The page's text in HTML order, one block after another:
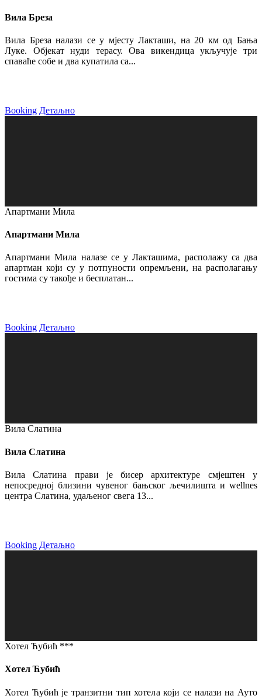
Вила Бреза
Вила Бреза налази се у мјесту Лакташи, на 20 км од Бања
Луке. Објекат нуди терасу. Ова викендица укључује три
спаваће собе и два купатила са...
Booking Детаљно
Апартмани Мила
Апартмани Мила
Апартмани Мила налазе се у Лакташима, располажу са два
апартман који су у потпуности опремљени, на располагању
гостима су такође и бесплатан...
Booking Детаљно
Вила Слатина
Вила Слатина
Вила Слатина прави је бисер архитектуре смјештен у
непосредној близини чувеног бањског љечилишта и wellnes
центра Слатина, удаљеног свега 13...
Booking Детаљно
Хотел Ћубић ***
Хотел Ћубић
Хотел Ћубић је транзитни тип хотела који се налази на Ауто